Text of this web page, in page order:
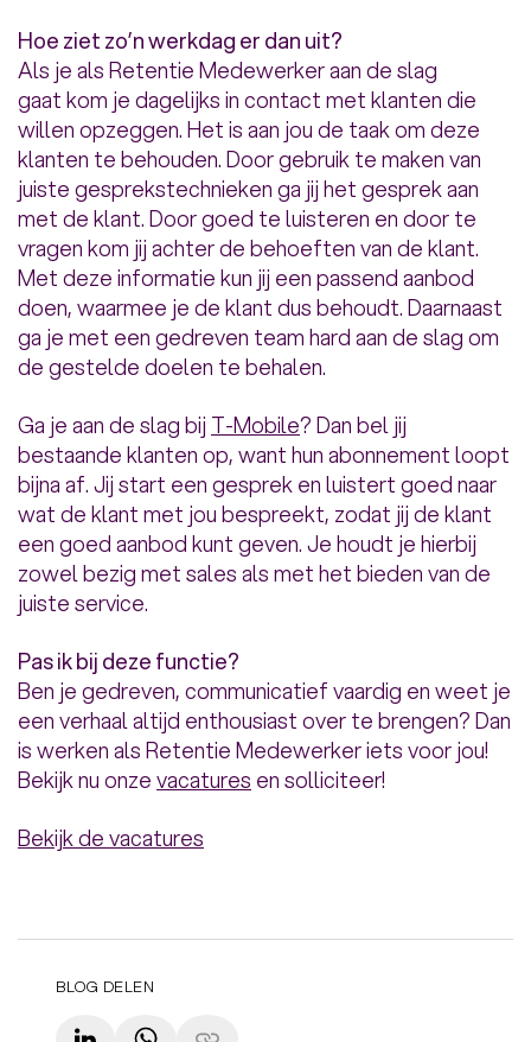
Hoe ziet zo’n werkdag er dan uit?
Als je als Retentie Medewerker aan de slag
gaat kom je dagelijks in contact met klanten die
willen opzeggen. Het is aan jou de taak om deze
klanten te behouden. Door gebruik te maken van
juiste gesprekstechnieken ga jij het gesprek aan
met de klant. Door goed te luisteren en door te
vragen kom jij achter de behoeften van de klant.
Met deze informatie kun jij een passend aanbod
doen, waarmee je de klant dus behoudt. Daarnaast
ga je met een gedreven team hard aan de slag om
de gestelde doelen te behalen.
Ga je aan de slag bij T-Mobile? Dan bel jij
bestaande klanten op, want hun abonnement loopt
bijna af. Jij start een gesprek en luistert goed naar
wat de klant met jou bespreekt, zodat jij de klant
een goed aanbod kunt geven. Je houdt je hierbij
zowel bezig met sales als met het bieden van de
juiste service.
Pas ik bij deze functie?
Ben je gedreven, communicatief vaardig en weet je
een verhaal altijd enthousiast over te brengen? Dan
is werken als Retentie Medewerker iets voor jou!
Bekijk nu onzevacatures en solliciteer!
Bekijk de vacatures
BLOG DELEN